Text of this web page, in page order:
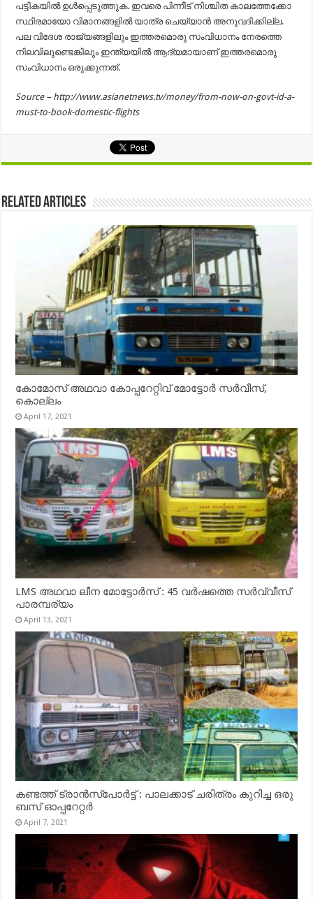
പട്ടികയില്‍ ഉള്‍പ്പെടുത്തുക. ഇവരെ പിന്നീട് നിശ്ചിത കാലത്തേക്കോ
സ്ഥിരമായോ വിമാനങ്ങളില്‍ യാത്ര ചെയ്യാന്‍ അനുവദിക്കില്ല.
പല വിദേശ രാജ്യങ്ങളിലും ഇത്തരമൊരു സംവിധാനം നേരത്തെ
നിലവിലുണ്ടെങ്കിലും ഇന്ത്യയില്‍ ആദ്യമായാണ് ഇത്തരമൊരു
സംവിധാനം ഒരുക്കുന്നത്.
Source – http://www.asianetnews.tv/money/from-now-on-govt-id-a-
must-to-book-domestic-flights
Related Articles
കോമോസ് അഥവാ കോപ്പറേറ്റിവ് മോട്ടോര്‍ സര്‍വീസ്,
കൊല്ലം
April 17, 2021
LMS അഥവാ ലീന മോട്ടോർസ് : 45 വർഷത്തെ സർവ്വീസ്
പാരമ്പര്യം
April 13, 2021
കണ്ടത്ത് ട്രാൻസ്‌പോർട്ട് : പാലക്കാട് ചരിത്രം കുറിച്ച ഒരു
ബസ് ഓപ്പറേറ്റർ
April 7, 2021